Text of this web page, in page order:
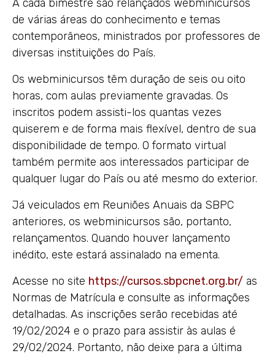
A cada bimestre são relançados webminicursos
de várias áreas do conhecimento e temas
contemporâneos, ministrados por professores de
diversas instituições do País.
Os webminicursos têm duração de seis ou oito
horas, com aulas previamente gravadas. Os
inscritos podem assisti-los quantas vezes
quiserem e de forma mais flexível, dentro de sua
disponibilidade de tempo. O formato virtual
também permite aos interessados participar de
qualquer lugar do País ou até mesmo do exterior.
Já veiculados em Reuniões Anuais da SBPC
anteriores, os webminicursos são, portanto,
relançamentos. Quando houver lançamento
inédito, este estará assinalado na ementa.
Acesse no site https://cursos.sbpcnet.org.br/ as
Normas de Matrícula e consulte as informações
detalhadas. As inscrições serão recebidas até
19/02/2024 e o prazo para assistir às aulas é
29/02/2024. Portanto, não deixe para a última